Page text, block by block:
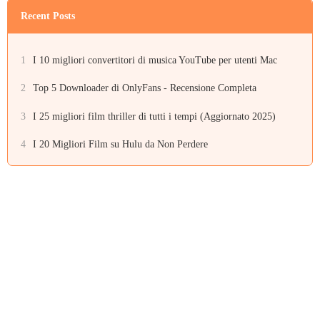
Recent Posts
1 I 10 migliori convertitori di musica YouTube per utenti Mac
2 Top 5 Downloader di OnlyFans - Recensione Completa
3 I 25 migliori film thriller di tutti i tempi (Aggiornato 2025)
4 I 20 Migliori Film su Hulu da Non Perdere